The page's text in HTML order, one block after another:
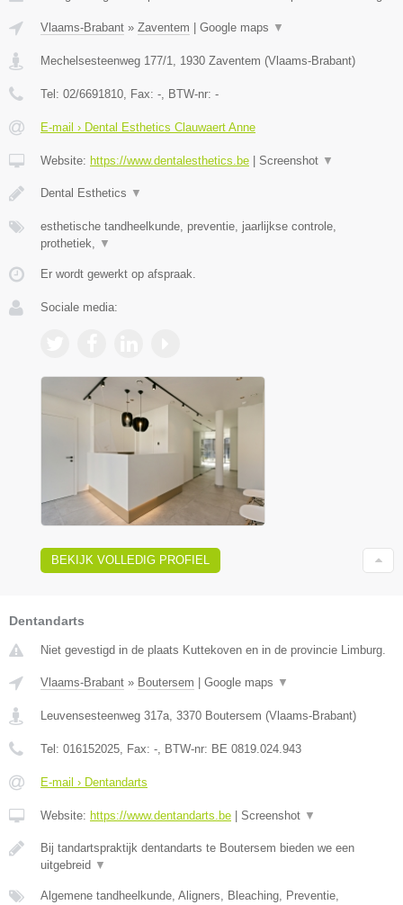
Vlaams-Brabant » Zaventem Google maps ▼
Mechelsesteenweg 177/1, 1930 Zaventem (Vlaams-Brabant)
Tel: 02/6691810, Fax: -, BTW-nr: -
E-mail › Dental Esthetics Clauwaert Anne
Website: https://www.dentalesthetics.be Screenshot ▼
Dental Esthetics ▼
esthetische tandheelkunde, preventie, jaarlijkse controle,
prothetiek, ▼
Er wordt gewerkt op afspraak.
Sociale media:
BEKIJK VOLLEDIG PROFIEL
Dentandarts
Niet gevestigd in de plaats Kuttekoven en in de provincie Limburg.
Vlaams-Brabant » Boutersem Google maps ▼
Leuvensesteenweg 317a, 3370 Boutersem (Vlaams-Brabant)
Tel: 016152025, Fax: -, BTW-nr: BE 0819.024.943
E-mail › Dentandarts
Website: https://www.dentandarts.be Screenshot ▼
Bij tandartspraktijk dentandarts te Boutersem bieden we een
uitgebreid ▼
Algemene tandheelkunde, Aligners, Bleaching, Preventie,